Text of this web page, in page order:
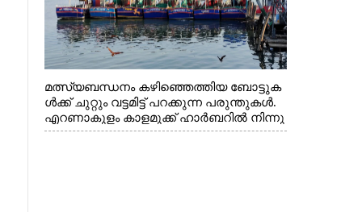
മത്സ്യബന്ധനം കഴിഞ്ഞെത്തിയ ബോട്ടുക
ൾക്ക് ചുറ്റും വട്ടമിട്ട് പറക്കുന്ന പരുന്തുകൾ.
എറണാകുളം കാളമുക്ക് ഹാർബറിൽ നിന്നു
ള്ള കാഴ്ച